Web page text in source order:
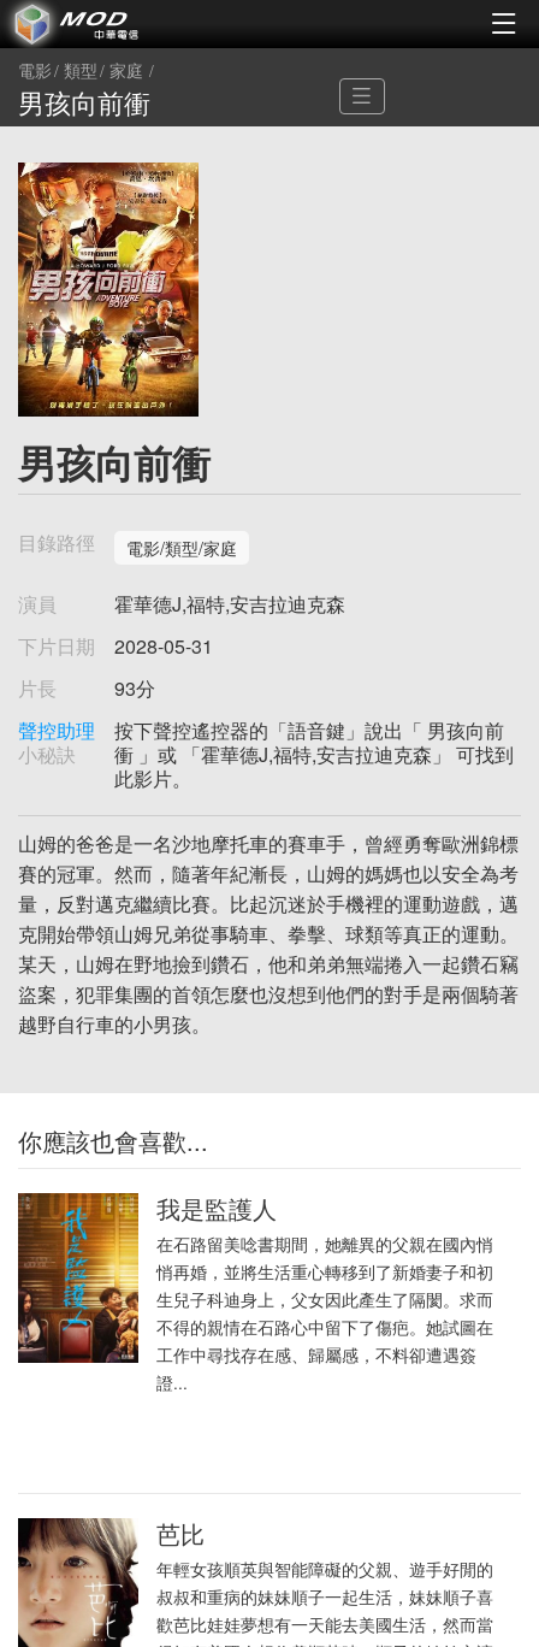
電影 類型 家庭
男孩向前衝
男孩向前衝
目錄路徑 電影/類型/家庭
演員
霍華德J,福特,安吉拉迪克森
下片日期
2028-05-31
片長
93分
聲控助理
小秘訣
按下聲控遙控器的「語音鍵」說出「 男孩向前
衝 」或 「霍華德J,福特,安吉拉迪克森」 可找到
此影片。
山姆的爸爸是一名沙地摩托車的賽車手，曾經勇奪歐洲錦標
賽的冠軍。然而，隨著年紀漸長，山姆的媽媽也以安全為考
量，反對邁克繼續比賽。比起沉迷於手機裡的運動遊戲，邁
克開始帶領山姆兄弟從事騎車、拳擊、球類等真正的運動。
某天，山姆在野地撿到鑽石，他和弟弟無端捲入一起鑽石竊
盜案，犯罪集團的首領怎麼也沒想到他們的對手是兩個騎著
越野自行車的小男孩。
你應該也會喜歡...
我是監護人
在石路留美唸書期間，她離異的父親在國內悄
悄再婚，並將生活重心轉移到了新婚妻子和初
生兒子科迪身上，父女因此產生了隔閡。求而
不得的親情在石路心中留下了傷疤。她試圖在
工作中尋找存在感、歸屬感，不料卻遭遇簽
證...
芭比
年輕女孩順英與智能障礙的父親、遊手好閒的
叔叔和重病的妹妹順子一起生活，妹妹順子喜
歡芭比娃娃夢想有一天能去美國生活，然而當